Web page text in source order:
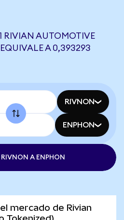
RIVIAN AUTOMOTIVE
A 0,393293
RIVNON
ENPHON
A ENPHON
mercado de Rivian